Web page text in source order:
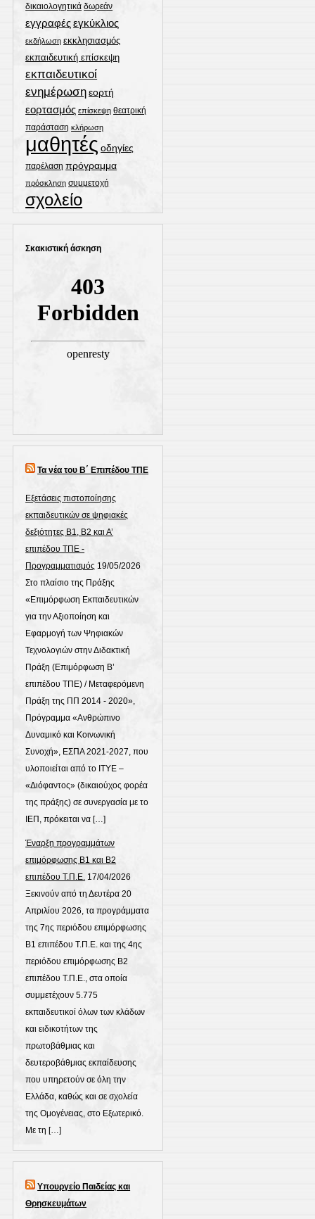
δικαιολογητικά δωρεάν
εγγραφέςεγκύκλιος
εκδήλωση εκκλησιασμός
εκπαιδευτική επίσκεψη
εκπαιδευτικοί
ενημέρωση εορτή
εορτασμός επίσκεψη θεατρική
παράσταση κλήρωση
μαθητές οδηγίες
παρέλαση πρόγραμμα
πρόσκληση συμμετοχή
σχολείο
Σκακιστική άσκηση
Τα νέα του Β΄ Επιπέδου ΤΠΕ
Εξετάσεις πιστοποίησης
εκπαιδευτικών σε ψηφιακές
δεξιότητες Β1, Β2 και Α’
επιπέδου ΤΠΕ -
Προγραμματισμός 19/05/2026
Στο πλαίσιο της Πράξης
«Επιμόρφωση Εκπαιδευτικών
για την Αξιοποίηση και
Εφαρμογή των Ψηφιακών
Τεχνολογιών στην Διδακτική
Πράξη (Επιμόρφωση Β’
επιπέδου ΤΠΕ) / Μεταφερόμενη
Πράξη της ΠΠ 2014 - 2020»,
Πρόγραμμα «Ανθρώπινο
Δυναμικό και Κοινωνική
Συνοχή», ΕΣΠΑ 2021-2027, που
υλοποιείται από το ΙΤΥΕ –
«Διόφαντος» (δικαιούχος φορέα
της πράξης) σε συνεργασία με το
ΙΕΠ, πρόκειται να […]
Έναρξη προγραμμάτων
επιμόρφωσης Β1 και Β2
επιπέδου Τ.Π.Ε. 17/04/2026
Ξεκινούν από τη Δευτέρα 20
Απριλίου 2026, τα προγράμματα
της 7ης περιόδου επιμόρφωσης
Β1 επιπέδου Τ.Π.Ε. και της 4ης
περιόδου επιμόρφωσης Β2
επιπέδου Τ.Π.Ε., στα οποία
συμμετέχουν 5.775
εκπαιδευτικοί όλων των κλάδων
και ειδικοτήτων της
πρωτοβάθμιας και
δευτεροβάθμιας εκπαίδευσης
που υπηρετούν σε όλη την
Ελλάδα, καθώς και σε σχολεία
της Ομογένειας, στο Εξωτερικό.
Με τη […]
Υπουργείο Παιδείας και
Θρησκευμάτων